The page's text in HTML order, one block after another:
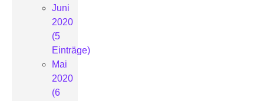
Juni
2020
(5
Einträge)
Mai
2020
(6